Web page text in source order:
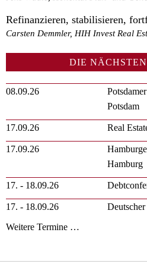
Refinanzieren, stabilisieren,
Carsten Demmler, HIH Invest Real
DIE
08.09.26
Potsdam
17.09.26 Real
17.09.26
Hamburg
17. - 18.09.26
17. - 18.09.26
Weitere Termine …